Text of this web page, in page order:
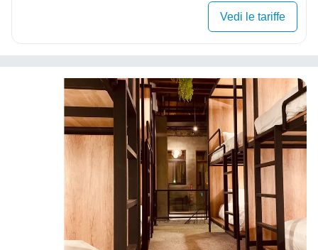
Vedi le tariffe